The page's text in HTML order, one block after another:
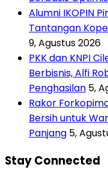
Alumni IKOPIN
Tantangan
9, Agustus 2026
PKK dan KNPI
Berbisnis, Alfi
Penghasilan 5,
Rakor
Bersih untuk
Panjang 5,
Stay Connected